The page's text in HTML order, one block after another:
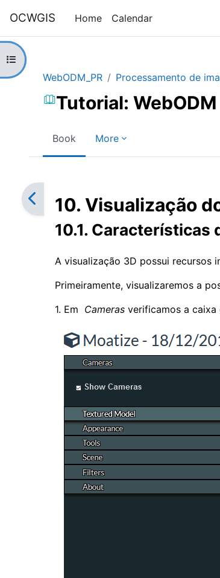
OCWGIS Home Calendar
Open course index
WebODM_PR Processamento de
Tutorial: WebODM
Book More
10. Visualização
10.1. Características
A visualização 3D possui recursos
Primeiramente, visualizaremos a
1. Em Cameras verificamos a caixa